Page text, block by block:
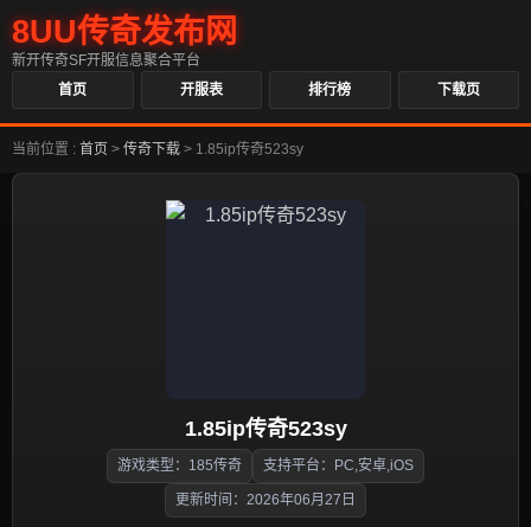
8UU传奇发布网
新开传奇SF开服信息聚合平台
首页
开服表 排行榜 下载页
当前位置 : 首页 > 传奇下载 > 1.85ip传奇523sy
1.85ip传奇523sy
游戏类型：185传奇 支持平台：PC,安卓,iOS
更新时间：2026年06月27日